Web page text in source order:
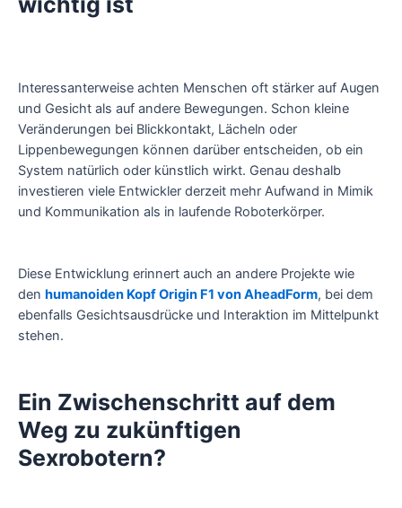
Interessanterweise achten Menschen oft stärker auf Augen
und Gesicht als auf andere Bewegungen. Schon kleine
Veränderungen bei Blickkontakt, Lächeln oder
Lippenbewegungen können darüber entscheiden, ob ein
System natürlich oder künstlich wirkt. Genau deshalb
investieren viele Entwickler derzeit mehr Aufwand in Mimik
und Kommunikation als in laufende Roboterkörper.
Diese Entwicklung erinnert auch an andere Projekte wie
den humanoiden Kopf Origin F1 von AheadForm, bei dem
ebenfalls Gesichtsausdrücke und Interaktion im Mittelpunkt
stehen.
Ein Zwischenschritt auf dem
Weg zu zukünftigen
Sexrobotern?